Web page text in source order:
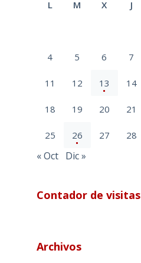
L M X J
4 5 6 7
11 12 13 14
18 19 20 21
25 26 27 28
« Oct Dic »
Contador de visitas
Archivos